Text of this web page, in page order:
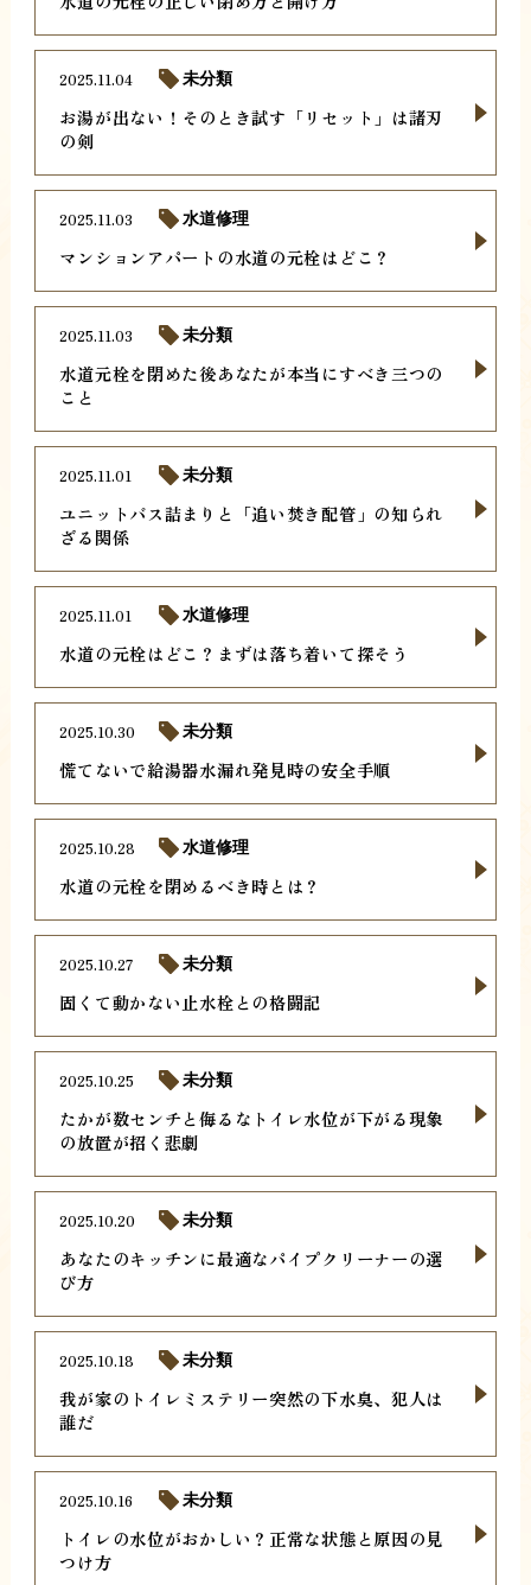
お湯が出ない！そのとき試す「リセット」は諸刃
の剣
2025.11.04 未分類
マンションアパートの水道の元栓はどこ？
2025.11.03 水道修理
水道元栓を閉めた後あなたが本当にすべき三つの
こと
2025.11.03 未分類
ユニットバス詰まりと「追い焚き配管」の知られ
ざる関係
2025.11.01 未分類
水道の元栓はどこ？まずは落ち着いて探そう
2025.11.01 水道修理
慌てないで給湯器水漏れ発見時の安全手順
2025.10.30 未分類
水道の元栓を閉めるべき時とは？
2025.10.28 水道修理
固くて動かない止水栓との格闘記
2025.10.27 未分類
たかが数センチと侮るなトイレ水位が下がる現象
の放置が招く悲劇
2025.10.25 未分類
あなたのキッチンに最適なパイプクリーナーの選
び方
2025.10.20 未分類
我が家のトイレミステリー突然の下水臭、犯人は
誰だ
2025.10.18 未分類
トイレの水位がおかしい？正常な状態と原因の見
つけ方
2025.10.16 未分類